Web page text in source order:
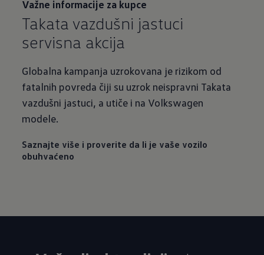
Važne informacije za kupce
Takata vazdušni jastuci
servisna akcija
Globalna kampanja uzrokovana je rizikom od
fatalnih povreda čiji su uzrok neispravni Takata
vazdušni jastuci, a utiče i na Volkswagen
modele.
Saznajte više i proverite da li je vaše vozilo
obuhvaćeno